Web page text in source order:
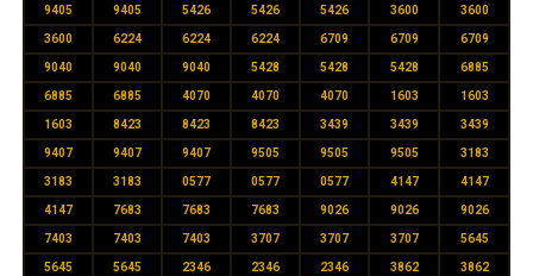
9405 9405 5426 5426 5426 3600 3600
3600 6224 6224 6224 6709 6709 6709
9040 9040 9040 5428 5428 5428 6885
6885 6885 4070 4070 4070 1603 1603
1603 8423 8423 8423 3439 3439 3439
9407 9407 9407 9505 9505 9505 3183
3183 3183 0577 0577 0577 4147 4147
4147 7683 7683 7683 9026 9026 9026
7403 7403 7403 3707 3707 3707 5645
5645 5645 2346 2346 2346 3862 3862